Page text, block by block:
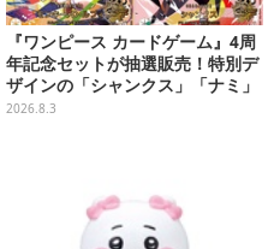
『ワンピース カードゲーム』4周
年記念セットが抽選販売！特別デ
ザインの「シャンクス」「ナミ」
など9枚のプロモカードを収録
2026.8.3